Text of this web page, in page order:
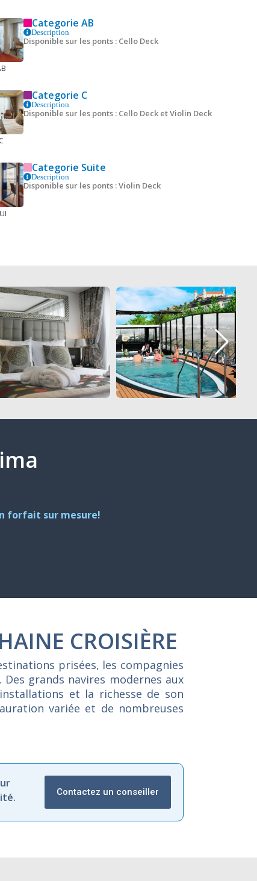
Categorie AB
Description
Disponible sur les ponts : Cello Deck
C
Categorie C
Description
Disponible sur les ponts : Cello Deck et Violin Deck
Categorie Suite
Description
Disponible sur les ponts : Violin Deck
forfait sur mesure!
CROISIÈRE
prisées, les compagnies
grands navires modernes aux
et la richesse de son
variée et de nombreuses
Contactez un conseiller